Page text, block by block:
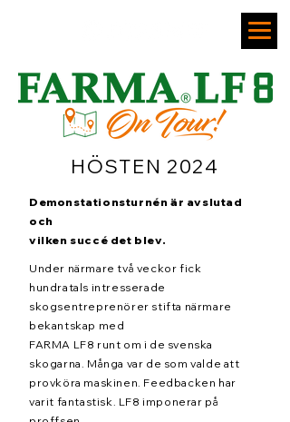
HÖSTEN 2024
Demonstationsturnén är avslutad
och
vilken succé det blev.
Under närmare två veckor fick
hundratals intresserade
skogsentreprenörer stifta närmare
bekantskap med
FARMA LF8 runt om i de svenska
skogarna. Många var de som valde att
provköra maskinen. Feedbacken har
varit fantastisk. LF8 imponerar på